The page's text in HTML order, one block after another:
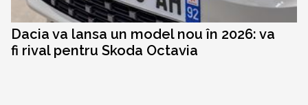
Dacia va lansa un model nou în 2026: va
fi rival pentru Skoda Octavia